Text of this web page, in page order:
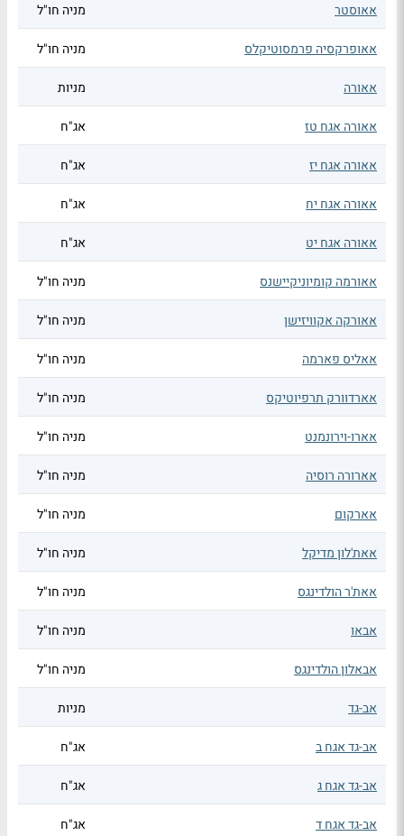
אאוסטר מניה חו"ל
אאופרקסיה פרמסוטיקלס מניה חו"ל
אאורה מניות
אאורה אגח טז אג"ח
אאורה אגח יז אג"ח
אאורה אגח יח אג"ח
אאורה אגח יט אג"ח
אאורמה קומיוניקיישנס מניה חו"ל
אאורקה אקוויזישן מניה חו"ל
אאליס פארמה מניה חו"ל
אארדוורק תרפיוטיקס מניה חו"ל
אארו-וירונמנט מניה חו"ל
אארורה רוסיה מניה חו"ל
אארקום מניה חו"ל
אאת'לון מדיקל מניה חו"ל
אאת'ר הולדינגס מניה חו"ל
אבאו מניה חו"ל
אבאלון הולדינגס מניה חו"ל
אב-גד מניות
אב-גד אגח ב אג"ח
אב-גד אגח ג אג"ח
אב-גד אגח ד אג"ח